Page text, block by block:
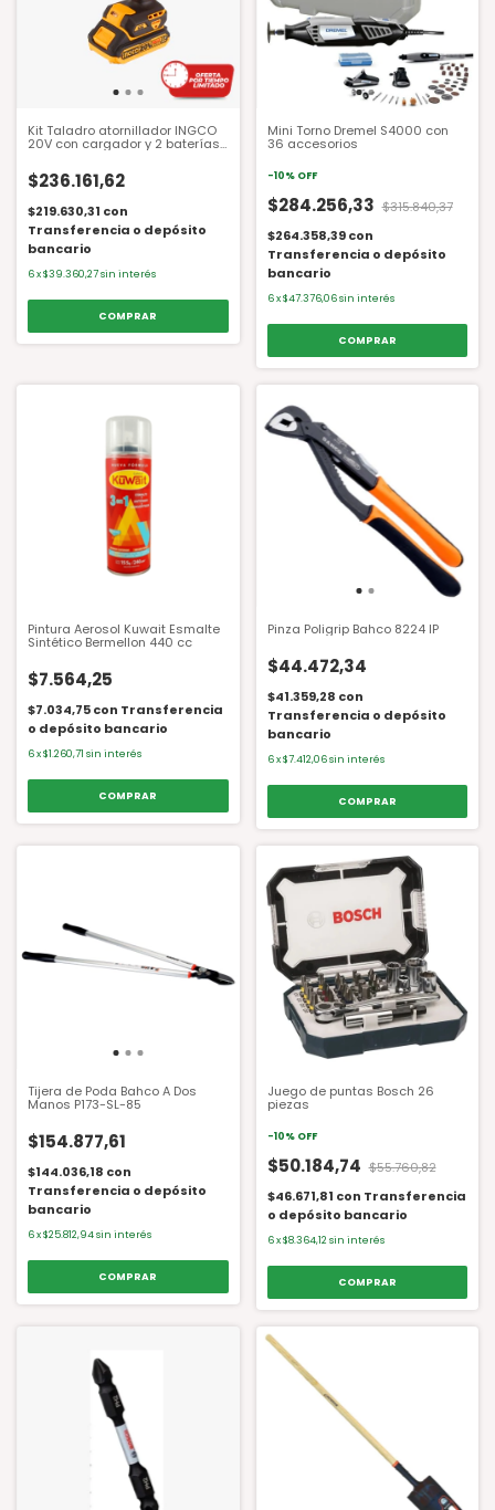
Kit Taladro atornillador INGCO
20V con cargador y 2 baterías
mechas y maletín
$236.161,62
$219.630,31 con
Transferencia o depósito
bancario
6x$39.360,27sin interés
Mini Torno Dremel S4000 con
36 accesorios
-10% OFF
$284.256,33 $315.840,37
$264.358,39con
Transferencia o depósito
bancario
6 x$47.376,06 sin interés
Pintura Aerosol Kuwait Esmalte
Sintético Bermellon 440 cc
$7.564,25
$7.034,75con Transferencia
o depósito bancario
6x$1.260,71 sin interés
Pinza Poligrip Bahco 8224 IP
$44.472,34
$41.359,28 con
Transferencia o depósito
bancario
6 x$7.412,06 sin interés
Tijera de Poda Bahco A Dos
Manos P173-SL-85
$154.877,61
$144.036,18 con
Transferencia o depósito
bancario
6x$25.812,94sin interés
Juego de puntas Bosch 26
piezas
-10% OFF
$50.184,74 $55.760,82
$46.671,81 con Transferencia
o depósito bancario
6 x$8.364,12 sin interés